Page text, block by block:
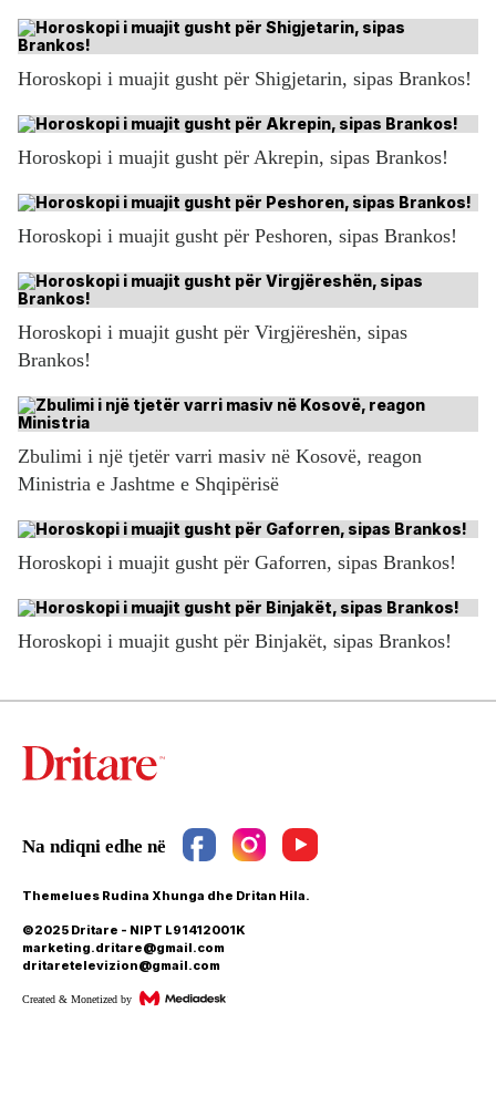
Horoskopi i muajit gusht për Shigjetarin, sipas Brankos!
Horoskopi i muajit gusht për Akrepin, sipas Brankos!
Horoskopi i muajit gusht për Peshoren, sipas Brankos!
Horoskopi i muajit gusht për Virgjëreshën, sipas
Brankos!
Zbulimi i një tjetër varri masiv në Kosovë, reagon
Ministria e Jashtme e Shqipërisë
Horoskopi i muajit gusht për Gaforren, sipas Brankos!
Horoskopi i muajit gusht për Binjakët, sipas Brankos!
Themelues Rudina Xhunga dhe Dritan Hila.
©2025 Dritare - NIPT L91412001K
marketing.dritare@gmail.com
dritaretelevizion@gmail.com
Created & Monetized by